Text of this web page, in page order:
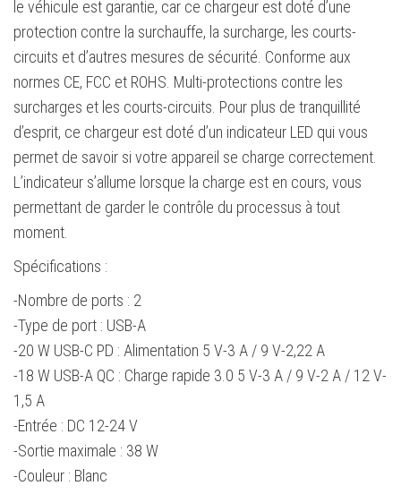
le véhicule est garantie, car ce chargeur est doté d’une
protection contre la surchauffe, la surcharge, les courts-
circuits et d’autres mesures de sécurité. Conforme aux
normes CE, FCC et ROHS. Multi-protections contre les
surcharges et les courts-circuits. Pour plus de tranquillité
d’esprit, ce chargeur est doté d’un indicateur LED qui vous
permet de savoir si votre appareil se charge correctement.
L’indicateur s’allume lorsque la charge est en cours, vous
permettant de garder le contrôle du processus à tout
moment.
Spécifications :
-Nombre de ports : 2
-Type de port : USB-A
-20 W USB-C PD : Alimentation 5 V-3 A / 9 V-2,22 A
-18 W USB-A QC : Charge rapide 3.0 5 V-3 A / 9 V-2 A / 12 V-
1,5 A
-Entrée : DC 12-24 V
-Sortie maximale : 38 W
-Couleur : Blanc